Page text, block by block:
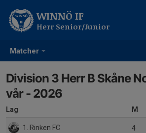
Matcher
WINNÖ IF
Herr Senior/Junior
Division 3 Herr B Skåne
vår - 2026
Lag M
1. Rinken FC 4